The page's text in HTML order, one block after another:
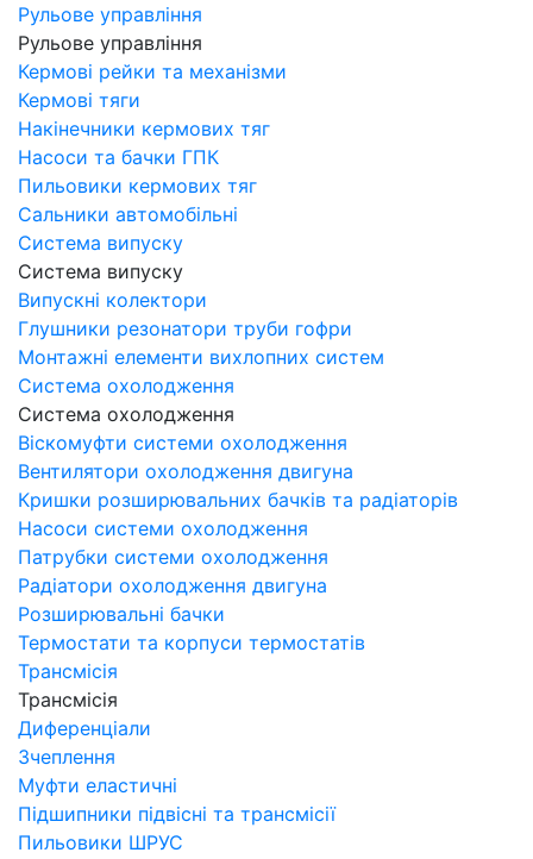
Рульове управління
Рульове управління
Кермові рейки та механізми
Кермові тяги
Накінечники кермових тяг
Насоси та бачки ГПК
Пильовики кермових тяг
Сальники автомобільні
Система випуску
Система випуску
Випускні колектори
Глушники резонатори труби гофри
Монтажні елементи вихлопних систем
Система охолодження
Система охолодження
Віскомуфти системи охолодження
Вентилятори охолодження двигуна
Кришки розширювальних бачків та радіаторів
Насоси системи охолодження
Патрубки системи охолодження
Радіатори охолодження двигуна
Розширювальні бачки
Термостати та корпуси термостатів
Трансмісія
Трансмісія
Диференціали
Зчеплення
Муфти еластичні
Підшипники підвісні та трансмісії
Пильовики ШРУС